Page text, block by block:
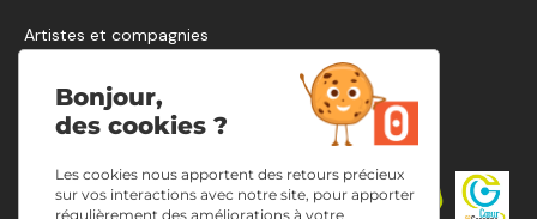
Artistes et compagnies
Mentions légales et politique de confidentialité
Plan d’accès
Infos pratiques
Bonjour,
des cookies ?
Les cookies nous apportent des retours précieux
sur vos interactions avec notre site, pour apporter
régulièrement des améliorations à votre